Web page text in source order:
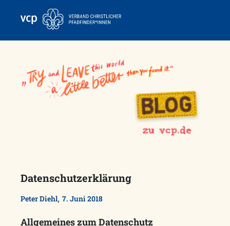
Datenschutzerklärung
Peter Diehl, 7. Juni 2018
Allgemeines zum Datenschutz